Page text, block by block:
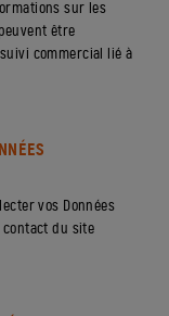
sur les
être
commercial lié à
vos Données
contact du site